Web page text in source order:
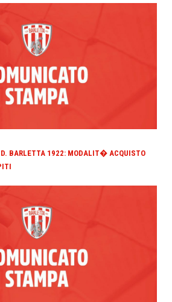
BARLETTA 1922: MODALIT� ACQUISTO